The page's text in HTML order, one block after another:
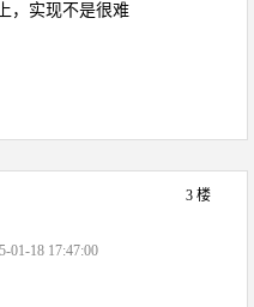
，实现不是很难
3 楼
01-18 17:47:00